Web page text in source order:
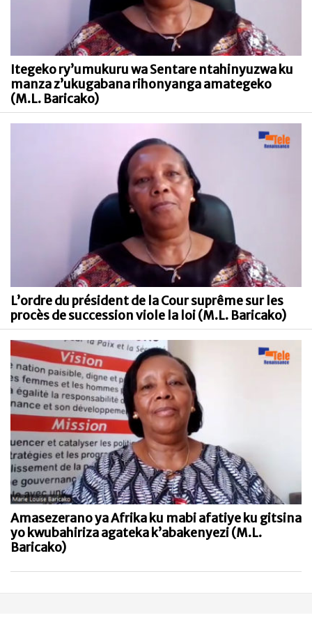
Itegeko ry’umukuru wa Sentare ntahinyuzwa ku
manza z’ukugabana rihonyanga amategeko
(M.L. Baricako)
L’ordre du président de la Cour suprême sur les
procès de succession viole la loi (M.L. Baricako)
Amasezerano ya Afrika ku mabi afatiye ku gitsina
yo kwubahiriza agateka k’abakenyezi (M.L.
Baricako)